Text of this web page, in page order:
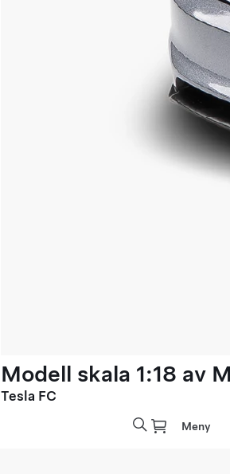
Modell skala 1:18 av
Tesla FC
Meny